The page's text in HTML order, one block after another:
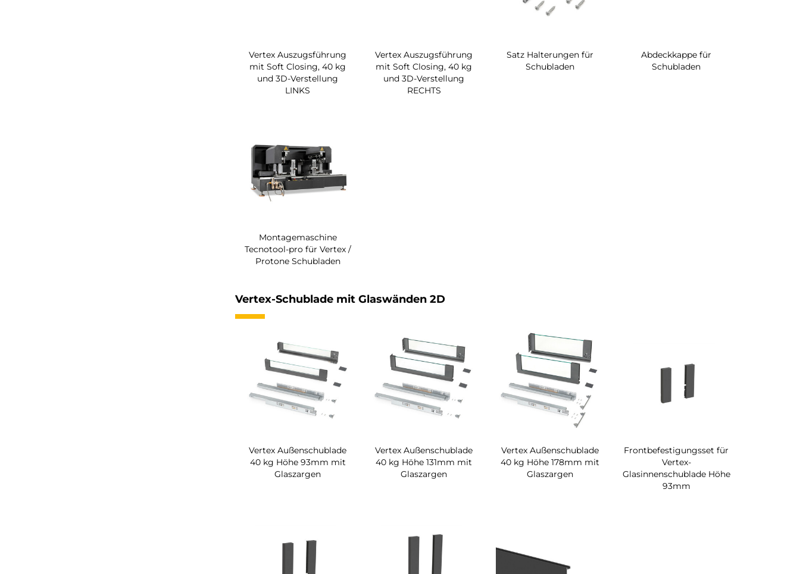
Vertex Auszugsführung
mit Soft Closing, 40 kg
und 3D-Verstellung
LINKS
Vertex Auszugsführung
mit Soft Closing, 40 kg
und 3D-Verstellung
RECHTS
Satz Halterungen für
Schubladen
Abdeckkappe für
Schubladen
Montagemaschine
Tecnotool-pro für Vertex /
Protone Schubladen
Vertex-Schublade mit Glaswänden 2D
Vertex Außenschublade
40 kg Höhe 93mm mit
Glaszargen
Vertex Außenschublade
40 kg Höhe 131mm mit
Glaszargen
Vertex Außenschublade
40 kg Höhe 178mm mit
Glaszargen
Frontbefestigungsset für
Vertex-
Glasinnenschublade Höhe
93mm